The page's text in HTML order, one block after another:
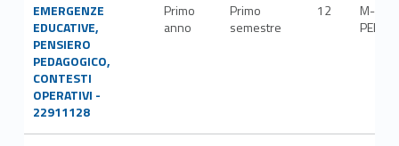
EMERGENZE
EDUCATIVE,
PENSIERO
PEDAGOGICO,
CONTESTI
OPERATIVI -
22911128
Primo
anno
Primo
semestre
12
M-
PED/